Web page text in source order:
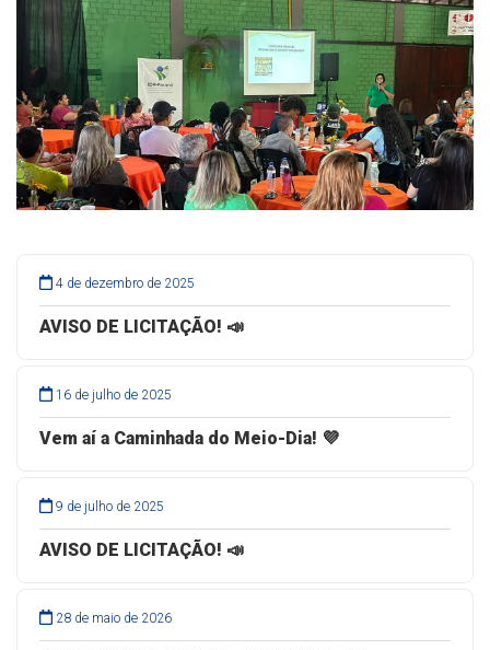
4 de dezembro de 2025
AVISO DE LICITAÇÃO! 📣
16 de julho de 2025
Vem aí a Caminhada do Meio-Dia! 💜
9 de julho de 2025
AVISO DE LICITAÇÃO! 📣
28 de maio de 2026